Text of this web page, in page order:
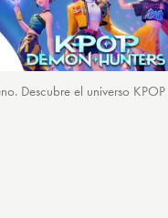
Descubre el universo KPOP